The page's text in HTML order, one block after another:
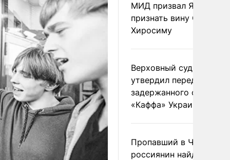
МИД призвал Японию
признать вину США за
Хиросиму
Верховный суд Швеции
утвердил передачу
задержанного
«Каффа» Украине
Пропавший в
россиянин найден